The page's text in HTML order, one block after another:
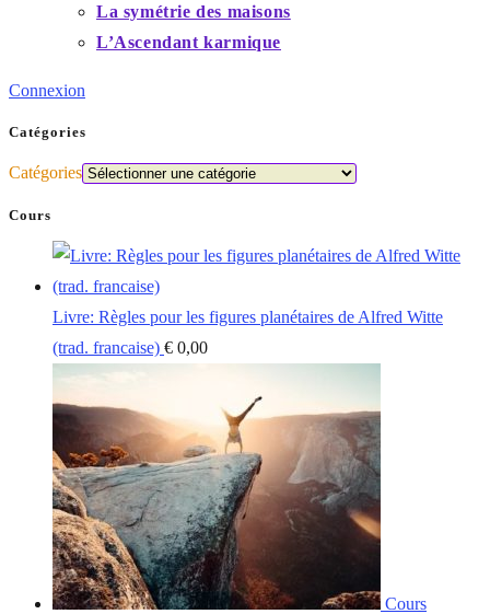
La symétrie des maisons
L’Ascendant karmique
Connexion
Catégories
Catégories
Cours
Livre: Règles pour les figures planétaires de Alfred Witte
(trad. francaise) € 0,00
Cours